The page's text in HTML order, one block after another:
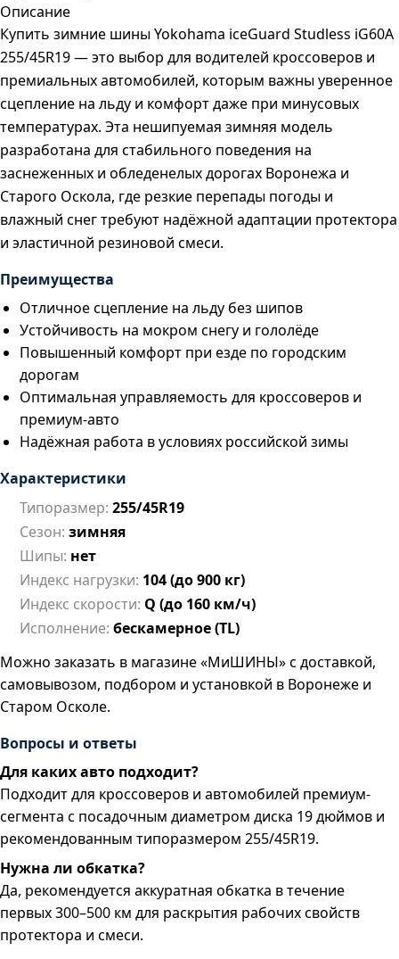
Описание
Купить зимние шины Yokohama iceGuard Studless iG60A
255/45R19 — это выбор для водителей кроссоверов и
премиальных автомобилей, которым важны уверенное
сцепление на льду и комфорт даже при минусовых
температурах. Эта нешипуемая зимняя модель
разработана для стабильного поведения на
заснеженных и обледенелых дорогах Воронежа и
Старого Оскола, где резкие перепады погоды и
влажный снег требуют надёжной адаптации протектора
и эластичной резиновой смеси.
Преимущества
Отличное сцепление на льду без шипов
Устойчивость на мокром снегу и гололёде
Повышенный комфорт при езде по городским
дорогам
Оптимальная управляемость для кроссоверов и
премиум-авто
Надёжная работа в условиях российской зимы
Характеристики
Типоразмер: 255/45R19
Сезон: зимняя
Шипы: нет
Индекс нагрузки: 104 (до 900 кг)
Индекс скорости: Q (до 160 км/ч)
Исполнение: бескамерное (TL)
Можно заказать в магазине «МиШИНЫ» с доставкой,
самовывозом, подбором и установкой в Воронеже и
Старом Осколе.
Вопросы и ответы
Для каких авто подходит?
Подходит для кроссоверов и автомобилей премиум-
сегмента с посадочным диаметром диска 19 дюймов и
рекомендованным типоразмером 255/45R19.
Нужна ли обкатка?
Да, рекомендуется аккуратная обкатка в течение
первых 300–500 км для раскрытия рабочих свойств
протектора и смеси.